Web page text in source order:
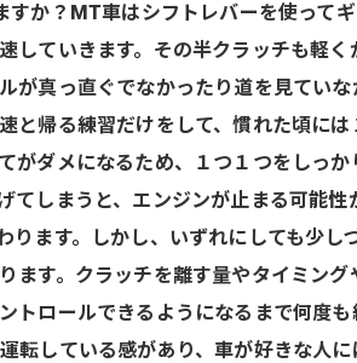
か？MT車はシフトレバーを使って
していきます。その半クラッチも軽
が真っ直ぐでなかったり道を見てい
と帰る練習だけをして、慣れた頃に
がダメになるため、１つ１つをしっ
てしまうと、エンジンが止まる可能
ります。しかし、いずれにしても少
ます。クラッチを離す量やタイミン
トロールできるようになるまで何度
している感があり、車が好きな人に